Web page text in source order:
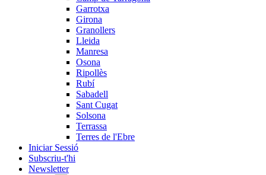
Garrotxa
Girona
Granollers
Lleida
Manresa
Osona
Ripollès
Rubí
Sabadell
Sant Cugat
Solsona
Terrassa
Terres de l'Ebre
Iniciar Sessió
Subscriu-t'hi
Newsletter